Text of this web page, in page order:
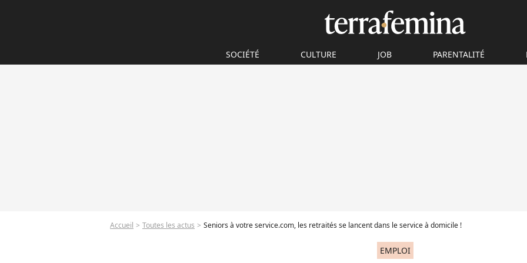
SOCIÉTÉ CULTURE JOB PARENTALITÉ
Accueil Toutes les actus Seniors à votre service.com, les retraités se lancent dans le service à domicile !
EMPLOI